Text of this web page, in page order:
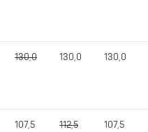
130,0 130,0 130,0
107,5 112,5 107,5